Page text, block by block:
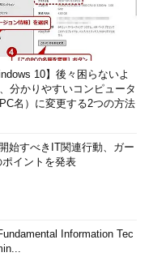
10】後々困らないよ
分かりやすいコンピュータ
名）に変更する2つの方法
始すべきIT関連行動、ガー
ポイントを発表
Information Tec